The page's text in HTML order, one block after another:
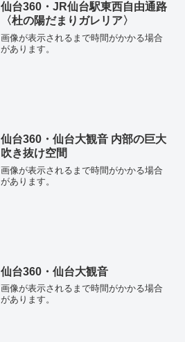
仙台360・JR仙台駅東西自由通路
〈杜の陽だまりガレリア〉
画像が表示されるまで時間がかかる場合
があります。
仙台360・仙台大観音 内部の巨大
吹き抜け空間
画像が表示されるまで時間がかかる場合
があります。
仙台360・仙台大観音
画像が表示されるまで時間がかかる場合
があります。